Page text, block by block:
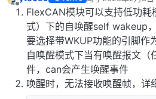
离线
最后由 编辑
FlexCAN模块可以支持低功
式）下的自唤醒self wakeup
要选择带WKUP功能的引脚作
自唤醒模式下当有唤醒报文（
件，can会产生唤醒事件
唤醒时，无法接收唤醒帧，详